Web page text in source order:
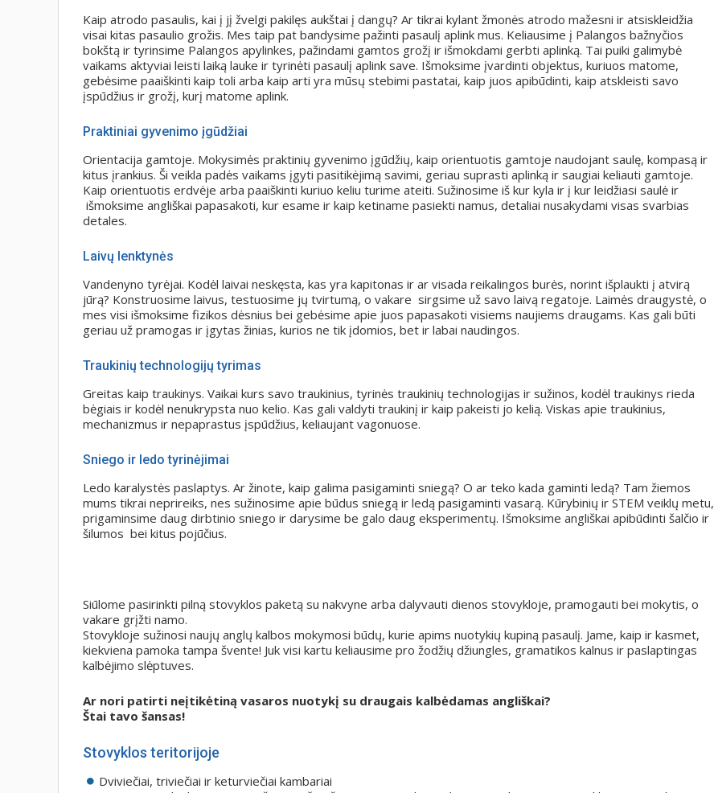
Kaip atrodo pasaulis, kai į jį žvelgi pakilęs aukštai į dangų? Ar tikrai kylant žmonės atrodo mažesni ir atsiskleidžia
visai kitas pasaulio grožis. Mes taip pat bandysime pažinti pasaulį aplink mus. Keliausime į Palangos bažnyčios
bokštą ir tyrinsime Palangos apylinkes, pažindami gamtos grožį ir išmokdami gerbti aplinką. Tai puiki galimybė
vaikams aktyviai leisti laiką lauke ir tyrinėti pasaulį aplink save. Išmoksime įvardinti objektus, kuriuos matome,
gebėsime paaiškinti kaip toli arba kaip arti yra mūsų stebimi pastatai, kaip juos apibūdinti, kaip atskleisti savo
įspūdžius ir grožį, kurį matome aplink.
Praktiniai gyvenimo įgūdžiai
Orientacija gamtoje. Mokysimės praktinių gyvenimo įgūdžių, kaip orientuotis gamtoje naudojant saulę, kompasą ir
kitus įrankius. Ši veikla padės vaikams įgyti pasitikėjimą savimi, geriau suprasti aplinką ir saugiai keliauti gamtoje.
Kaip orientuotis erdvėje arba paaiškinti kuriuo keliu turime ateiti. Sužinosime iš kur kyla ir į kur leidžiasi saulė ir
išmoksime angliškai papasakoti, kur esame ir kaip ketiname pasiekti namus, detaliai nusakydami visas svarbias
detales.
Laivų lenktynės
Vandenyno tyrėjai. Kodėl laivai neskęsta, kas yra kapitonas ir ar visada reikalingos burės, norint išplaukti į atvirą
jūrą? Konstruosime laivus, testuosime jų tvirtumą, o vakare sirgsime už savo laivą regatoje. Laimės draugystė, o
mes visi išmoksime fizikos dėsnius bei gebėsime apie juos papasakoti visiems naujiems draugams. Kas gali būti
geriau už pramogas ir įgytas žinias, kurios ne tik įdomios, bet ir labai naudingos.
Traukinių technologijų tyrimas
Greitas kaip traukinys. Vaikai kurs savo traukinius, tyrinės traukinių technologijas ir sužinos, kodėl traukinys rieda
bėgiais ir kodėl nenukrypsta nuo kelio. Kas gali valdyti traukinį ir kaip pakeisti jo kelią. Viskas apie traukinius,
mechanizmus ir nepaprastus įspūdžius, keliaujant vagonuose.
Sniego ir ledo tyrinėjimai
Ledo karalystės paslaptys. Ar žinote, kaip galima pasigaminti sniegą? O ar teko kada gaminti ledą? Tam žiemos
mums tikrai neprireiks, nes sužinosime apie būdus sniegą ir ledą pasigaminti vasarą. Kūrybinių ir STEM veiklų metu,
prigaminsime daug dirbtinio sniego ir darysime be galo daug eksperimentų. Išmoksime angliškai apibūdinti šalčio ir
šilumos bei kitus pojūčius.
Siūlome pasirinkti pilną stovyklos paketą su nakvyne arba dalyvauti dienos stovykloje, pramogauti bei mokytis, o
vakare grįžti namo.
Stovykloje sužinosi naujų anglų kalbos mokymosi būdų, kurie apims nuotykių kupiną pasaulį. Jame, kaip ir kasmet,
kiekviena pamoka tampa švente! Juk visi kartu keliausime pro žodžių džiungles, gramatikos kalnus ir paslaptingas
kalbėjimo slėptuves.
Ar nori patirti neįtikėtiną vasaros nuotykį su draugais kalbėdamas angliškai?
Štai tavo šansas!
Stovyklos teritorijoje
Dviviečiai, triviečiai ir keturviečiai kambariai